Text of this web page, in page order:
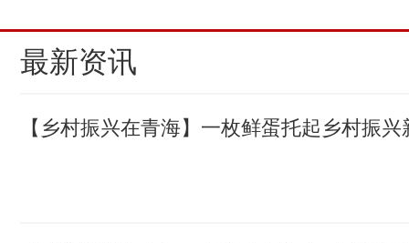
最新资讯
【乡村振兴在青海】一枚鲜蛋托起乡村振兴